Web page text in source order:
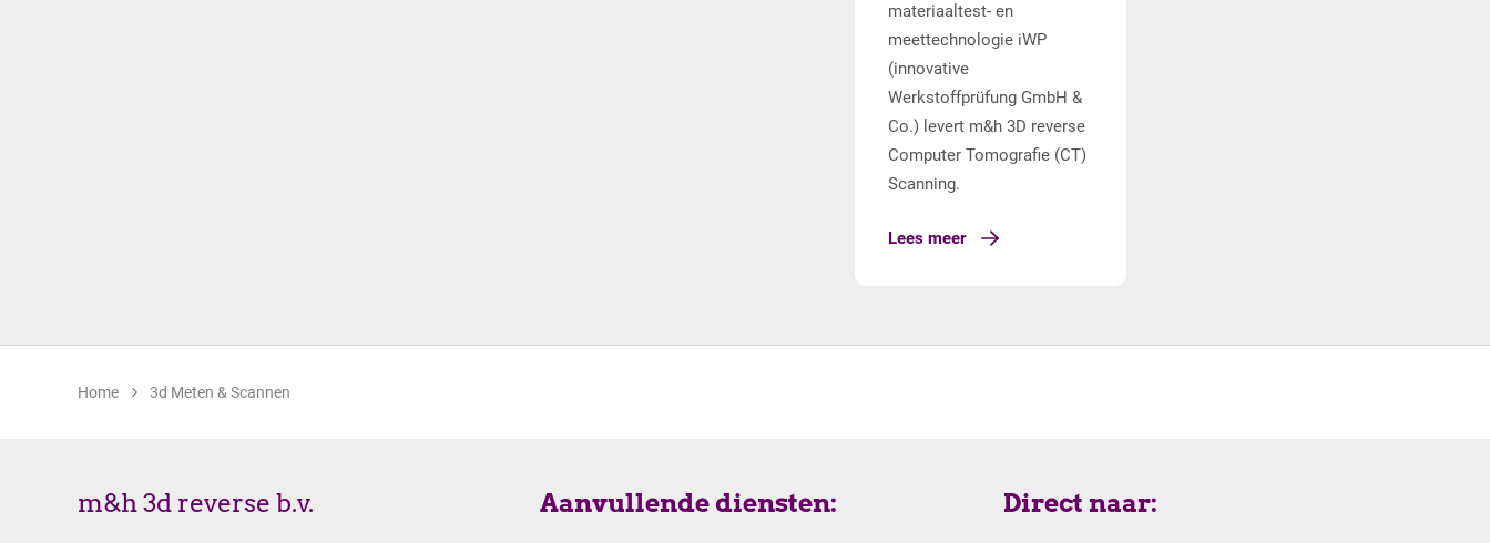
materiaaltest- en
meettechnologie iWP
(innovative
Werkstoffprüfung GmbH &
Co.) levert m&h 3D reverse
Computer Tomografie (CT)
Scanning.
Lees meer
Home 3d Meten & Scannen
m&h 3d reverse b.v. Aanvullende diensten: Direct naar: